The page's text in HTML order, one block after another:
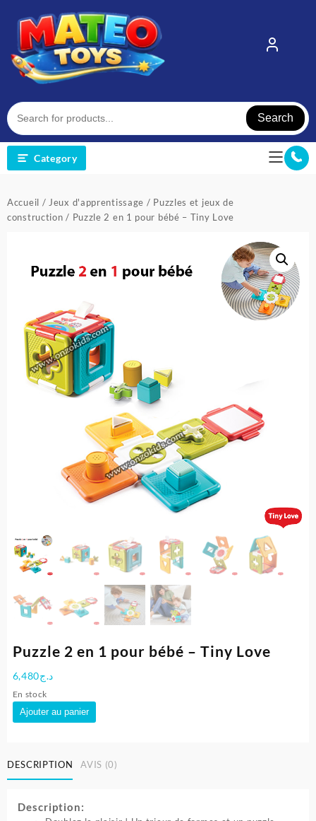
content
Search
Category
Accueil /Jeux d'apprentissage / Puzzles et jeux de
construction / Puzzle 2 en 1 pour bébé – Tiny Love
Puzzle 2 en 1 pour bébé – Tiny Love
د.ج6,480
En stock
quantité
de
en
1
bébé
Ajouter au panier
DESCRIPTION AVIS (0)
Description: